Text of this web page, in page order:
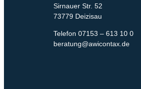
Sirnauer Str. 52
73779 Deizisau
Telefon 07153 – 613 10 0
beratung@awicontax.de